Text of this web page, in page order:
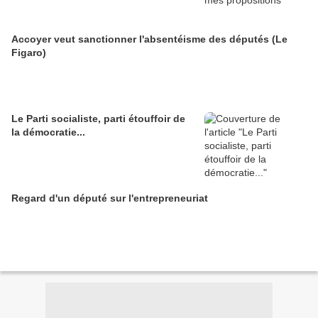
Accoyer veut sanctionner l'absentéisme des députés (Le
Figaro)
Le Parti socialiste, parti étouffoir de
la démocratie...
Regard d'un député sur l'entrepreneuriat